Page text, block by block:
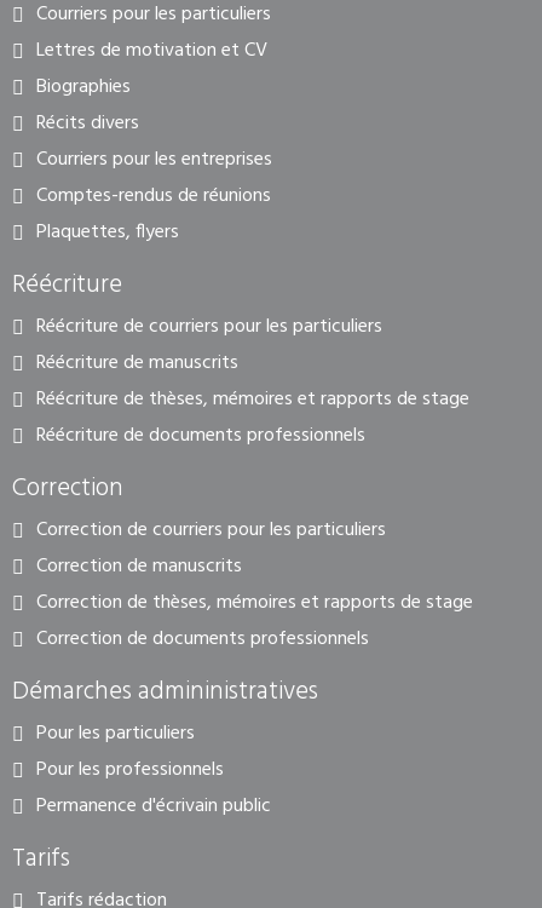
Courriers pour les particuliers
Lettres de motivation et CV
Biographies
Récits divers
Courriers pour les entreprises
Comptes-rendus de réunions
Plaquettes, flyers
Réécriture
Réécriture de courriers pour les particuliers
Réécriture de manuscrits
Réécriture de thèses, mémoires et rapports de stage
Réécriture de documents professionnels
Correction
Correction de courriers pour les particuliers
Correction de manuscrits
Correction de thèses, mémoires et rapports de stage
Correction de documents professionnels
Démarches admininistratives
Pour les particuliers
Pour les professionnels
Permanence d'écrivain public
Tarifs
Tarifs rédaction